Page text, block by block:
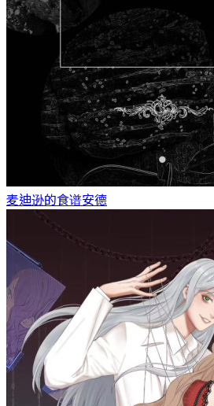
麦迪逊的食谱安德